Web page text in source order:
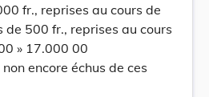
fr., reprises au cours de
500 fr., reprises au cours
» 17.000 00
encore échus de ces